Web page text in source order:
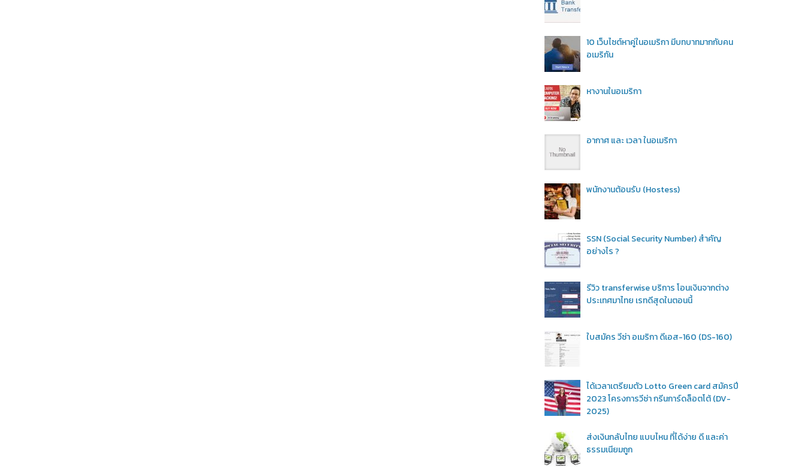
10 เว็บไซต์หาคู่ในอเมริกา มีบทบาทมากกับคน
อเมริกัน
หางานในอเมริกา
อากาศ และ เวลา ในอเมริกา
พนักงานต้อนรับ (Hostess)
SSN (Social Security Number) สำคัญ
อย่างไร ?
รีวิว transferwise บริการ โอนเงินจากต่าง
ประเทศมาไทย เรทดีสุดในตอนนี้
ใบสมัคร วีซ่า อเมริกา ดีเอส-160 (DS-160)
ได้เวลาเตรียมตัว Lotto Green card สมัครปี
2023 โครงการวีซ่า กรีนการ์ดล็อตโต้ (DV-
2025)
ส่งเงินกลับไทย แบบไหน ที่ได้ง่าย ดี และค่า
ธรรมเนียมถูก